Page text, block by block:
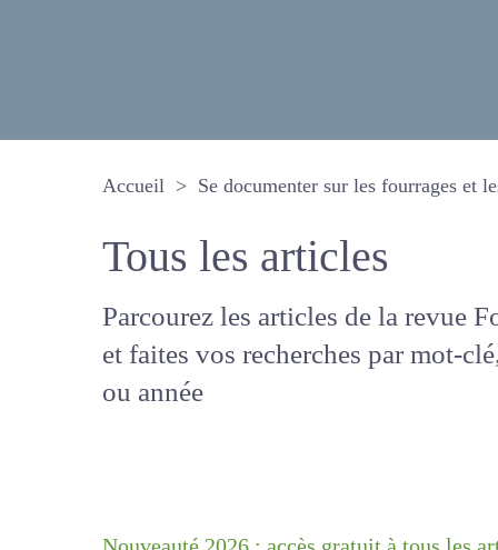
Accueil Se documenter sur les
Tous les articles
Parcourez les articles de la revue
Fourrages, et faites vos
mot-clé, auteur ou année